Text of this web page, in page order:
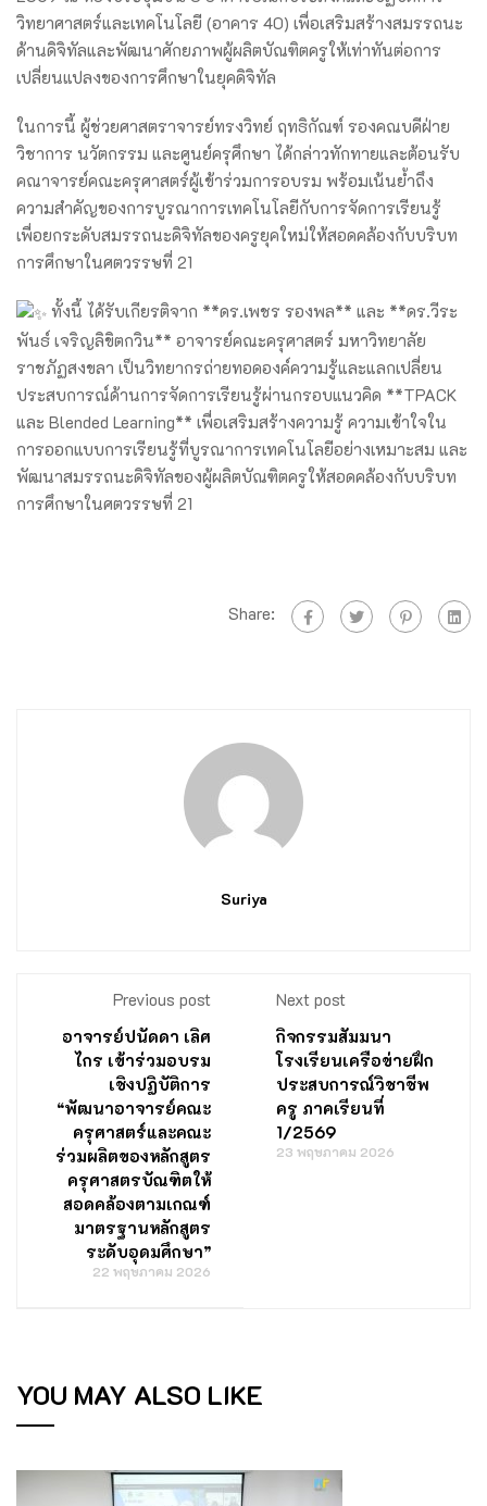
วิทยาศาสตร์และเทคโนโลยี (อาคาร 40) เพื่อเสริมสร้างสมรรถนะ
ด้านดิจิทัลและพัฒนาศักยภาพผู้ผลิตบัณฑิตครูให้เท่าทันต่อการ
เปลี่ยนแปลงของการศึกษาในยุคดิจิทัล
ในการนี้ ผู้ช่วยศาสตราจารย์ทรงวิทย์ ฤทธิกัณฑ์ รองคณบดีฝ่าย
วิชาการ นวัตกรรม และศูนย์ครุศึกษา ได้กล่าวทักทายและต้อนรับ
คณาจารย์คณะครุศาสตร์ผู้เข้าร่วมการอบรม พร้อมเน้นย้ำถึง
ความสำคัญของการบูรณาการเทคโนโลยีกับการจัดการเรียนรู้
เพื่อยกระดับสมรรถนะดิจิทัลของครูยุคใหม่ให้สอดคล้องกับบริบท
การศึกษาในศตวรรษที่ 21
ทั้งนี้ ได้รับเกียรติจาก **ดร.เพชร รองพล** และ **ดร.วีระ
พันธ์ เจริญลิขิตกวิน** อาจารย์คณะครุศาสตร์ มหาวิทยาลัย
ราชภัฏสงขลา เป็นวิทยากรถ่ายทอดองค์ความรู้และแลกเปลี่ยน
ประสบการณ์ด้านการจัดการเรียนรู้ผ่านกรอบแนวคิด **TPACK
และ Blended Learning** เพื่อเสริมสร้างความรู้ ความเข้าใจใน
การออกแบบการเรียนรู้ที่บูรณาการเทคโนโลยีอย่างเหมาะสม และ
พัฒนาสมรรถนะดิจิทัลของผู้ผลิตบัณฑิตครูให้สอดคล้องกับบริบท
การศึกษาในศตวรรษที่ 21
Share:
Suriya
Previous post
อาจารย์ปนัดดา เลิศ
ไกร เข้าร่วมอบรม
เชิงปฏิบัติการ
“พัฒนาอาจารย์คณะ
ครุศาสตร์และคณะ
ร่วมผลิตของหลักสูตร
ครุศาสตรบัณฑิตให้
สอดคล้องตามเกณฑ์
มาตรฐานหลักสูตร
ระดับอุดมศึกษา”
22 พฤษภาคม 2026
Next post
กิจกรรมสัมมนา
โรงเรียนเครือข่ายฝึก
ประสบการณ์วิชาชีพ
ครู ภาคเรียนที่
1/2569
23 พฤษภาคม 2026
YOU MAY ALSO LIKE